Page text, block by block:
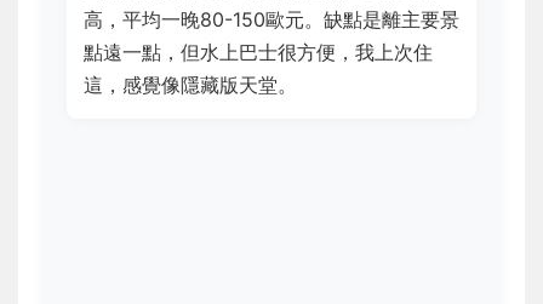
高，平均一晚80-150歐元。缺點是離主要景
點遠一點，但水上巴士很方便，我上次住
這，感覺像隱藏版天堂。